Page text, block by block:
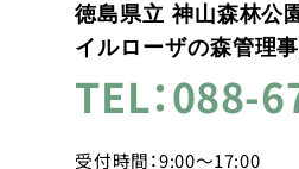
徳島県立 神山森林公
イルローザの森管理
TEL：088-
受付時間：9:00～17:00